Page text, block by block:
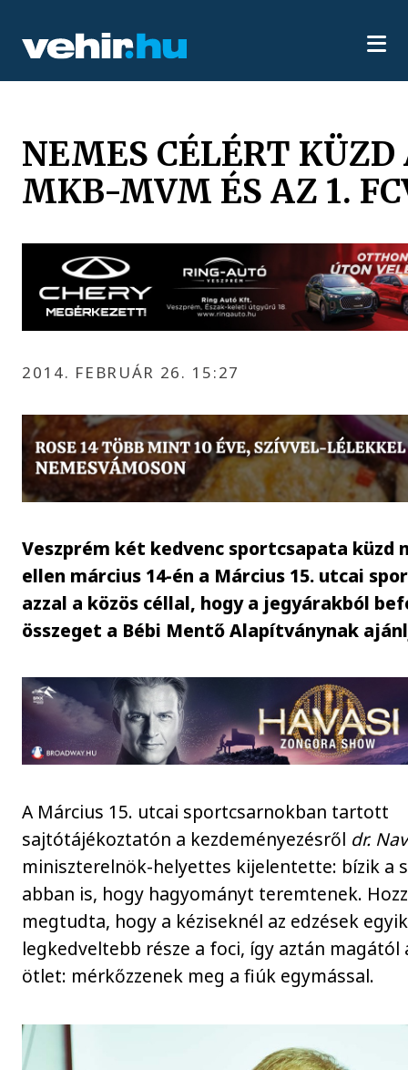
NEMES CÉLÉRT KÜZD
MKB-MVM ÉS AZ 1.
2014. FEBRUÁR 26. 15:27
Veszprém két kedvenc sportcsapata küzd
ellen március 14-én a Március 15. utcai
azzal a közös céllal, hogy a jegyárakból
összeget a Bébi Mentő Alapítványnak
A Március 15. utcai sportcsarnokban tartott
sajtótájékoztatón a kezdeményezésről dr.
miniszterelnök-helyettes kijelentette: bízik a
abban is, hogy hagyományt teremtenek.
megtudta, hogy a kéziseknél az edzések egyik
legkedveltebb része a foci, így aztán
ötlet: mérkőzzenek meg a fiúk egymással.